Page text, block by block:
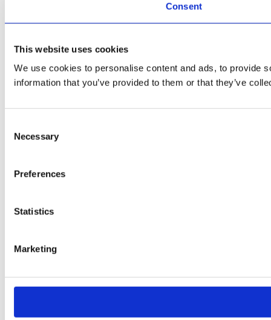
Consent
This website uses cookies
We use cookies to personalise content and ads, to provide
information that you’ve provided to them or that they’ve
Selection
Necessary
Preferences
Statistics
Marketing